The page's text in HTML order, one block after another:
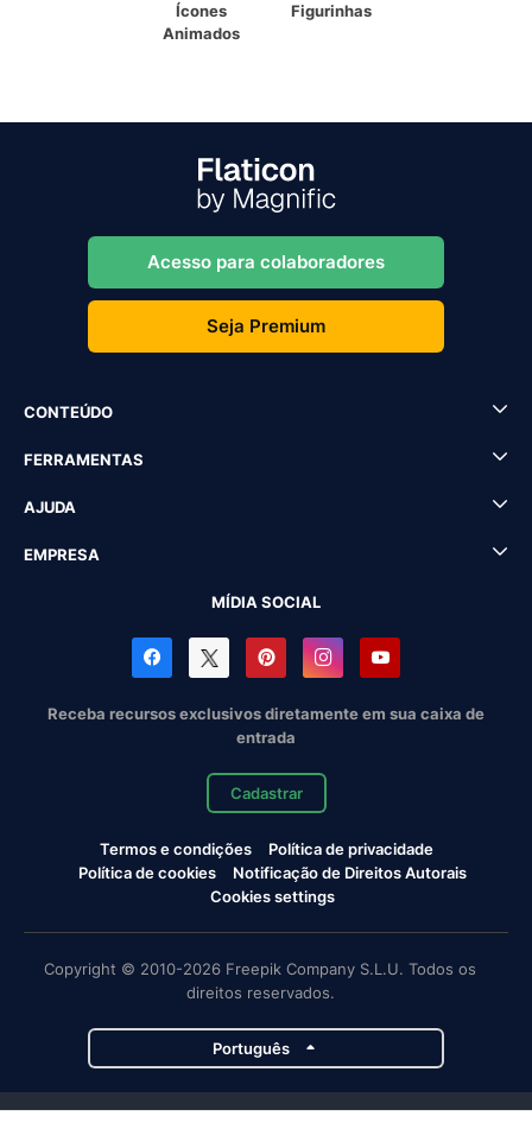
Ícones
Animados
Figurinhas
Acesso para colaboradores
Seja Premium
CONTEÚDO
FERRAMENTAS
AJUDA
EMPRESA
MÍDIA SOCIAL
Receba recursos exclusivos diretamente em sua caixa de
entrada
Cadastrar
Termos e condições
Política de privacidade
Política de cookies
Notificação de Direitos Autorais
Cookies settings
Copyright © 2010-2026 Freepik Company S.L.U. Todos os
direitos reservados.
Português